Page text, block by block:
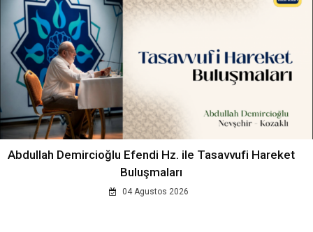
Abdullah Demircioğlu Efendi Hz. ile Tasavvufi Hareket
Buluşmaları
04 Agustos 2026